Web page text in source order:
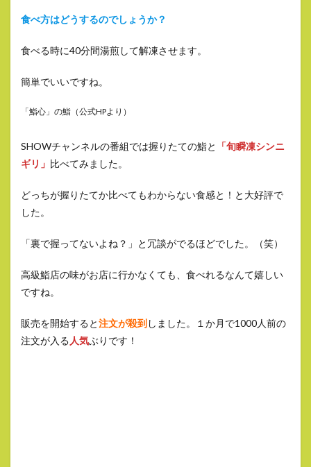
食べ方はどうするのでしょうか？
食べる時に40分間湯煎して解凍させます。
簡単でいいですね。
「鮨心」の鮨（公式HPより）
SHOWチャンネルの番組では握りたての鮨と
「旬瞬凍シンニ
ギリ」 比べてみました。
どっちが握りたてか比べてもわからない食感と！と大好評で
した。
「裏で握ってないよね？」と冗談がでるほどでした。（笑）
高級鮨店の味がお店に行かなくても、食べれるなんて嬉しい
ですね。
販売を開始すると注文が殺到しました。１か月で1000人前の
注文が入る 人気ぶりです！